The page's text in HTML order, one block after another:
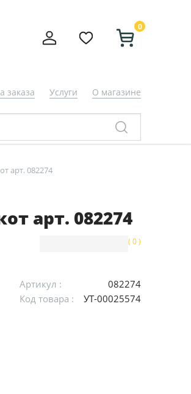
0
заказа Услуги О магазине
арт. 082274
арт. 082274
( 0 )
Артикул :
082274
Код товара :
УТ-00025574